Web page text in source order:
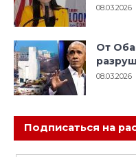
08.03.2026
От
08.03.2026
Подписаться на